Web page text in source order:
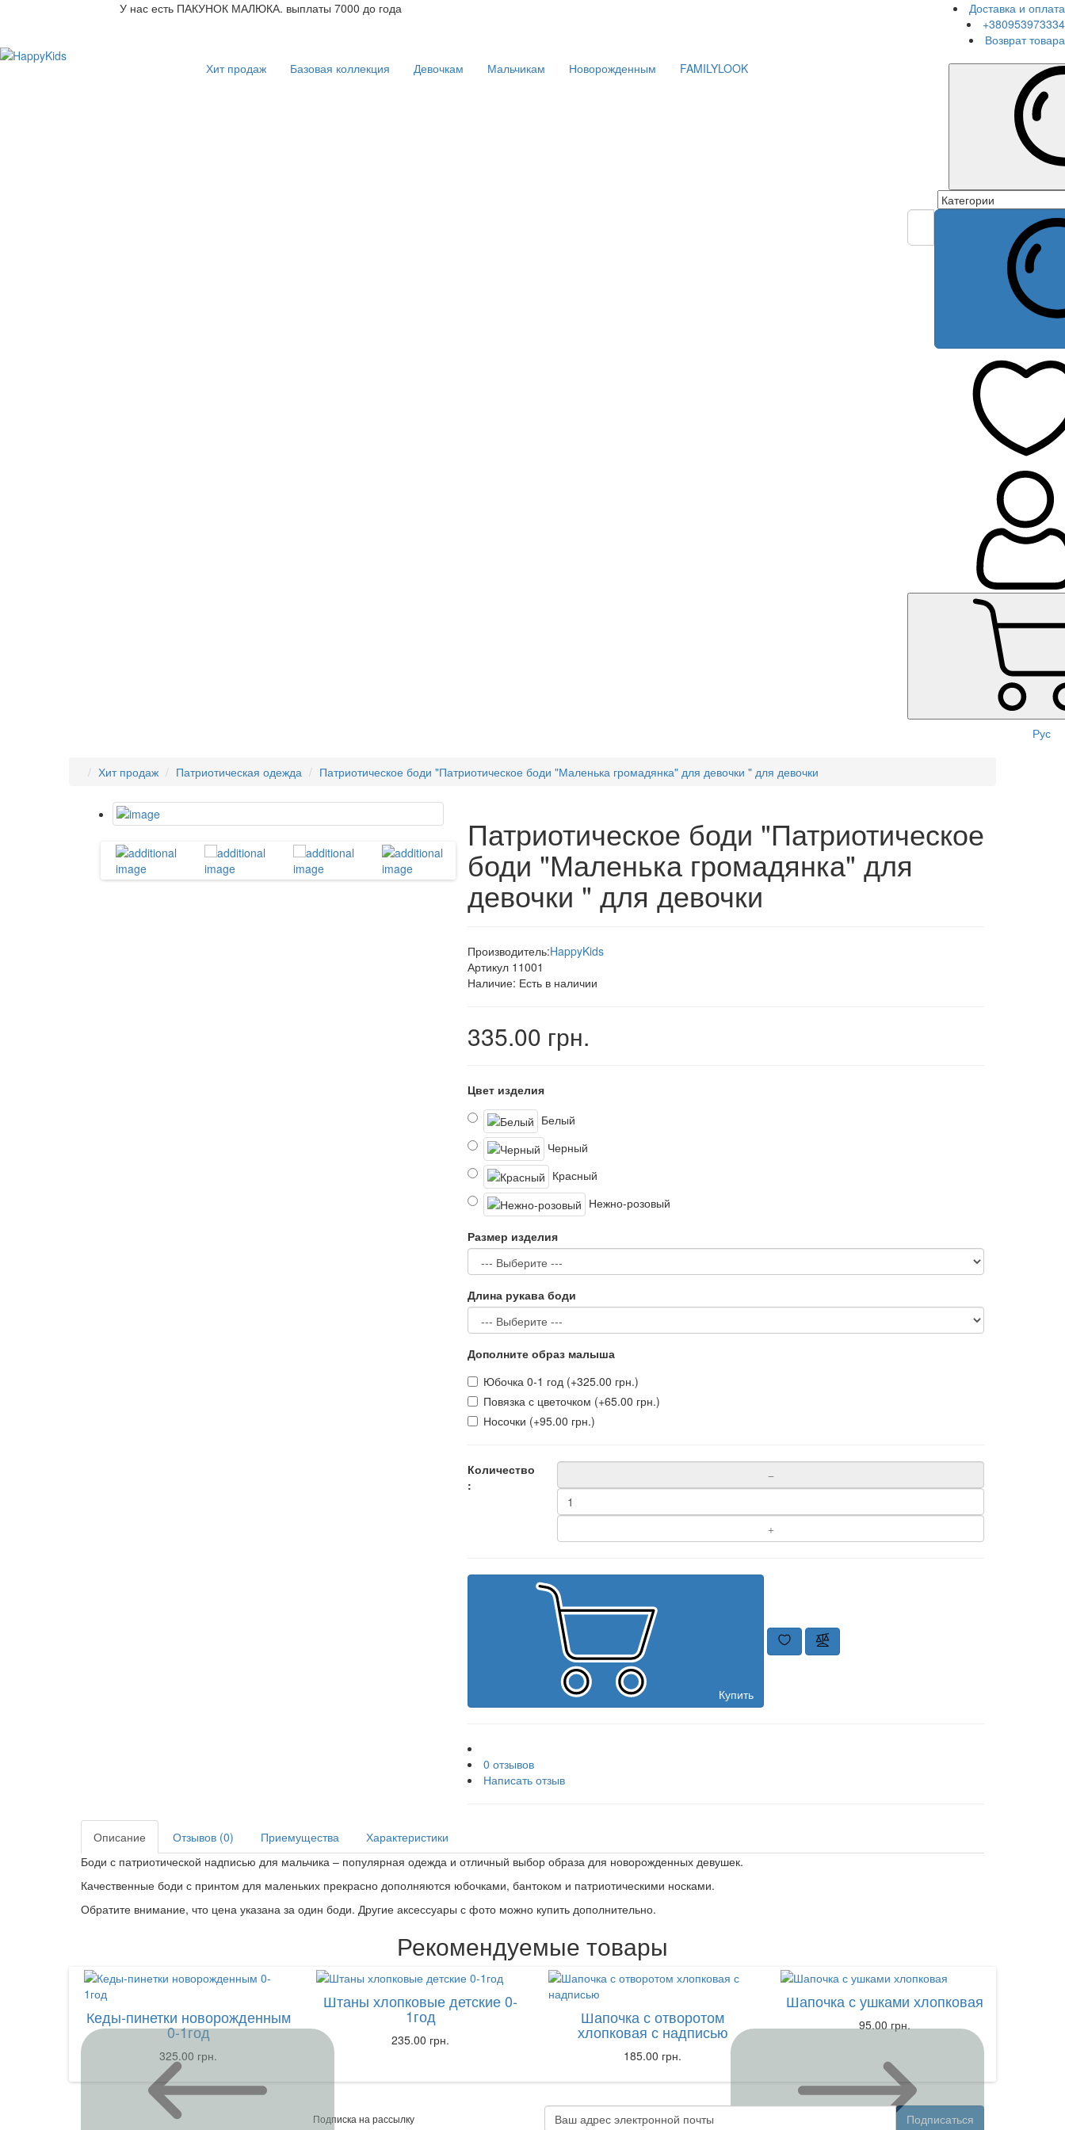
У нас есть ПАКУНОК МАЛЮКА. выплаты 7000 до года
Доставка и оплата
+380953973334
Возврат товара
Хит продаж
Базовая коллекция Девочкам Мальчикам Новорожденным FAMILYLOOK
Рус
Хит продаж Патриотическая одежда Патриотическое боди "Патриотическое боди "Маленька громадянка" для девочки " для девочки
Патриотическое боди "Патриотическое
боди "Маленька громадянка" для
девочки " для девочки
Производитель:HappyKids
Артикул11001
Наличие: Есть в наличии
335.00 грн.
Цвет изделия
Белый
Черный
Красный
Нежно-розовый
Размер изделия
Длина рукава боди
Дополните образ малыша
Юбочка 0-1 год (+325.00 грн.)
Повязка с цветочком (+65.00 грн.)
Носочки (+95.00 грн.)
Количество
:
Купить
0 отзывов
Написать отзыв
Описание Отзывов (0) Приемущества
Характеристики
Боди с патриотической надписью для мальчика – популярная одежда и отличный выбор образа для новорожденных девушек.
Качественные боди с принтом для маленьких прекрасно дополняются юбочками, бантоком и патриотическими носками.
Обратите внимание, что цена указана за один боди. Другие аксессуары с фото можно купить дополнительно.
Рекомендуемые товары
Кеды-пинетки новорожденным
0-1год
325.00 грн.
Штаны хлопковые детские 0-
1год
235.00 грн.
Шапочка с отворотом
хлопковая с надписью
185.00 грн.
Шапочка с ушками хлопковая
95.00 грн.
Подписка на рассылку Подписаться